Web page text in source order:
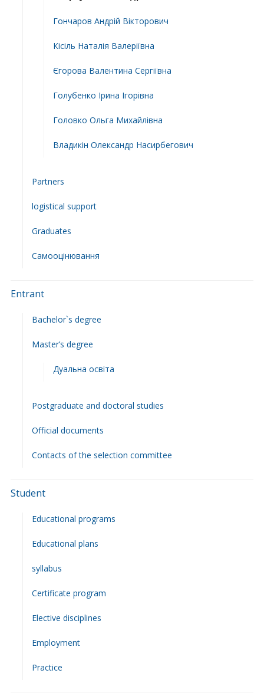
Гончаров Андрій Вікторович
Кісіль Наталія Валеріївна
Єгорова Валентина Сергіївна
Голубенко Ірина Ігорівна
Головко Ольга Михайлівна
Владикін Олександр Насирбегович
Partners
logistical support
Graduates
Самооцінювання
Entrant
Bachelor`s degree
Master’s degree
Дуальна освіта
Postgraduate and doctoral studies
Official documents
Contacts of the selection committee
Student
Educational programs
Educational plans
syllabus
Сertificate program
Elective disciplines
Employment
Practice